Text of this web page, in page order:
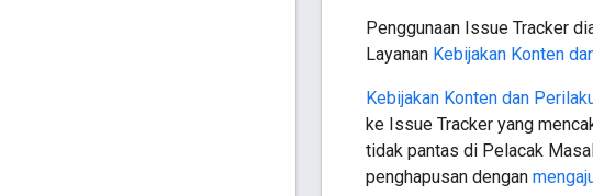
Penggunaan Issue Tracker
Layanan Kebijakan Konten
Kebijakan Konten dan
ke Issue Tracker yang
tidak pantas di Pelacak
penghapusan dengan